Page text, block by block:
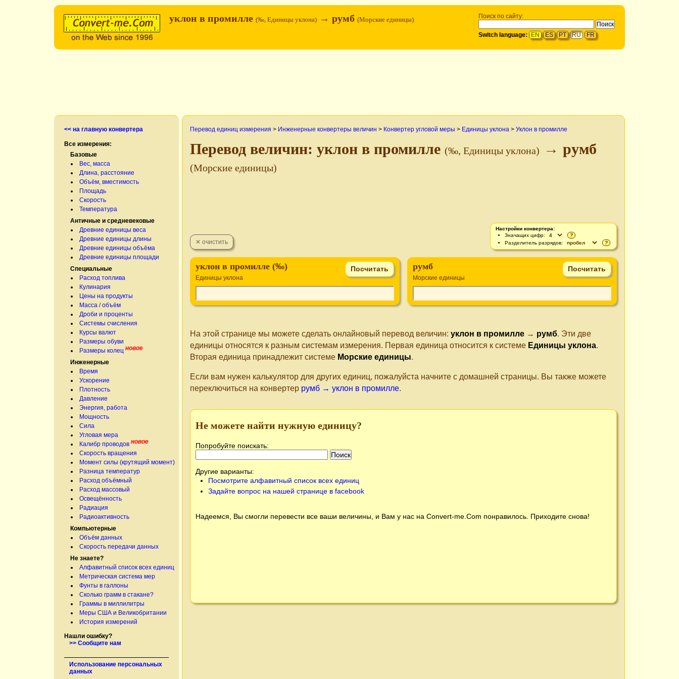
Поиск по сайту:
Switch language: EN ES PT RU FR
уклон в промилле (‰, Единицы уклона) → румб (Морские единицы)
<< на главную конвертера
Все измерения:
Базовые
Вес, масса
Длина, расстояние
Объём, вместимость
Площадь
Скорость
Температура
Античные и средневековые
Древние единицы веса
Древние единицы длины
Древние единицы объёма
Древние единицы площади
Специальные
Расход топлива
Кулинария
Цены на продукты
Масса / объём
Дроби и проценты
Системы счисления
Курсы валют
Размеры обуви
Размеры колец новое
Инженерные
Время
Ускорение
Плотность
Давление
Энергия, работа
Мощность
Сила
Угловая мера
Калибр проводов новое
Скорость вращения
Момент силы (крутящий момент)
Разница температур
Расход объёмный
Расход массовый
Освещённость
Радиация
Радиоактивность
Компьютерные
Объём данных
Скорость передачи данных
Не знаете?
Алфавитный список всех единиц
Метрическая система мер
Фунты в галлоны
Сколько грамм в стакане?
Граммы в миллилитры
Меры США и Великобритании
История измерений
Нашли ошибку?
>> Сообщите нам
Использование персональных
данных
Перевод единиц измерения > Инженерные конвертеры величин > Конвертер угловой меры > Единицы уклона > Уклон в промилле
Перевод величин: уклон в промилле (‰, Единицы уклона) → румб
(Морские единицы)
Настройки конвертера:
Значащих цифр:
?
Разделитель разрядов:
?
уклон в промилле (‰)
Единицы уклона
румб
Морские единицы
На этой странице мы можете сделать онлайновый перевод величин: уклон в промилле → румб. Эти две
единицы относятся к разным системам измерения. Первая единица относится к системе Единицы уклона.
Вторая единица принадлежит системе Морские единицы.
Если вам нужен калькулятор для других единиц, пожалуйста начните с домашней страницы. Вы также можете
переключиться на конвертер румб → уклон в промилле.
Не можете найти нужную единицу?
Попробуйте поискать:
Другие варианты:
Посмотрите алфавитный список всех единиц
Задайте вопрос на нашей странице в facebook
Надеемся, Вы смогли перевести все ваши величины, и Вам у нас на Convert-me.Com понравилось. Приходите снова!